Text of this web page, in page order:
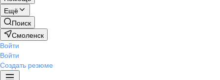
Ещё
Поиск
Смоленск
Войти
Войти
Создать резюме